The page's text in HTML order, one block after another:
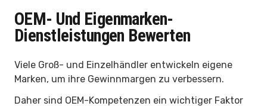
OEM- Und Eigenmarken-
Dienstleistungen Bewerten
Viele Groß- und Einzelhändler entwickeln eigene
Marken, um ihre Gewinnmargen zu verbessern.
Daher sind OEM-Kompetenzen ein wichtiger Faktor